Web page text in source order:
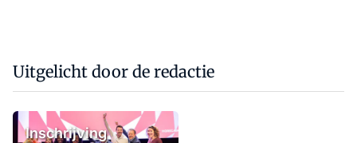
Uitgelicht door de redactie
Inschrijving